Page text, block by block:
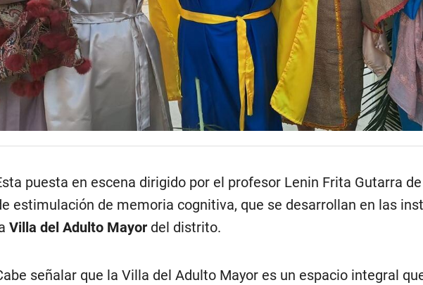
puesta en escena dirigido por el profesor Lenin Frita Gutarra
estimulación de memoria cognitiva, que se desarrollan en las
Villa del Adulto Mayordel distrito.
señalar que la Villa del Adulto Mayor es un espacio integral